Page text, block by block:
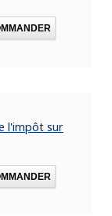
l'impôt sur